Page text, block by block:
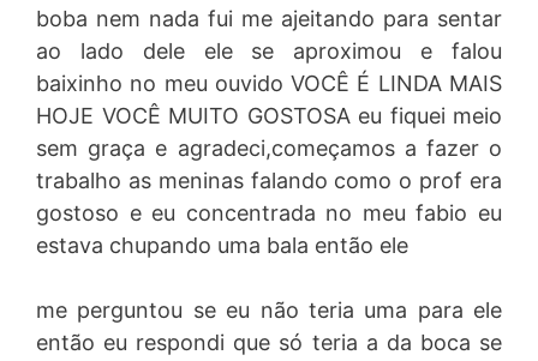
boba nem nada fui me ajeitando para sentar
ao lado dele ele se aproximou e falou
baixinho no meu ouvido VOCÊ É LINDA MAIS
HOJE VOCÊ MUITO GOSTOSA eu fiquei meio
sem graça e agradeci,começamos a fazer o
trabalho as meninas falando como o prof era
gostoso e eu concentrada no meu fabio eu
estava chupando uma bala então ele
me perguntou se eu não teria uma para ele
então eu respondi que só teria a da boca se